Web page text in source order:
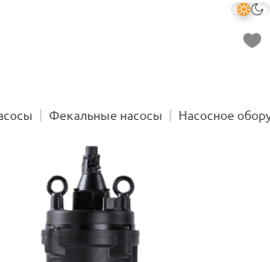
Фекальные насосы Насосное